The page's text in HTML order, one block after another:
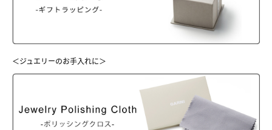
＜ジュエリーのお手入れに＞